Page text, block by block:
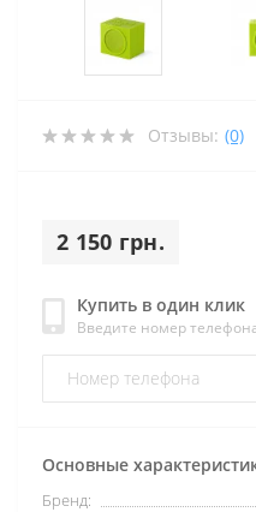
Отзывы: (0)
2 150 грн.
Купить в один клик
Введите номер
Основные
Бренд: